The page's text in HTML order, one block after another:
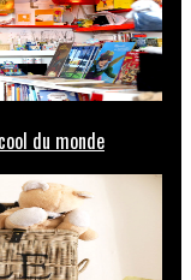
du monde